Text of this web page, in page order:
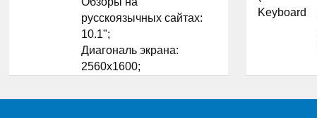
русскоязычных сайтах:
10.1";
Диагональ экрана:
2560x1600;
Матрица экрана: Android;